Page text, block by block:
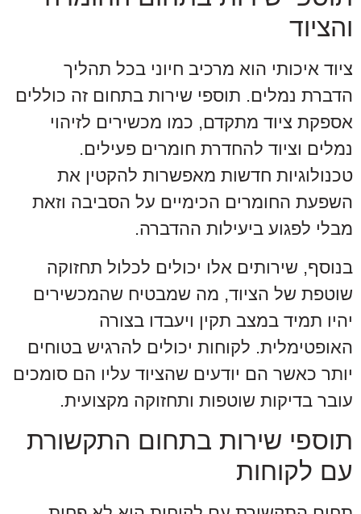
והציוד
ציוד איכותי הוא מרכיב חיוני בכל תהליך
הדברת נמלים. תוספי שירות בתחום זה כוללים
אספקת ציוד מתקדם, כמו מכשירים לזיהוי
נמלים וציוד להחדרת חומרים פעילים.
טכנולוגיות חדשות מאפשרות להקטין את
השפעת החומרים הכימיים על הסביבה וזאת
מבלי לפגוע ביעילות ההדברה.
בנוסף, שירותים אלו יכולים לכלול תחזוקה
שוטפת של הציוד, מה שמבטיח שהמכשירים
יהיו תמיד במצב תקין ויעבדו בצורה
האופטימלית. לקוחות יכולים להרגיש בטוחים
יותר כאשר הם יודעים שהציוד עליו הם סומכים
עובר בדיקות שוטפות ותחזוקה מקצועית.
תוספי שירות בתחום התקשורת
עם לקוחות